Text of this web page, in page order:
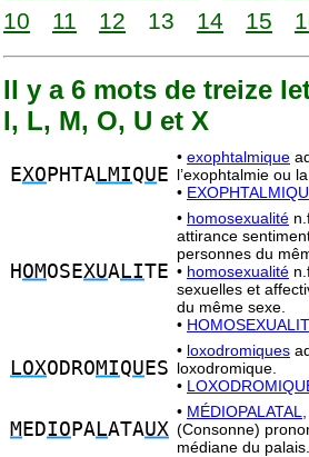
10
11 12 13 14 15
Il y a 6 mots de treize
I, L, M, O, U et X
EXO PHTALMIQU E
• exophtalmique
l’exophtalmie ou
•
H OMOSEXUALITE
• homosexualité
attirance
personnes du
• homosexualité
sexuelles et
du même sexe.
•
LOXODROMIQU ES
• loxodromiques
loxodromique.
•
M EDIO PALATAUX
• MÉDIOPALATAL,
(Consonne)
médiane du palais.